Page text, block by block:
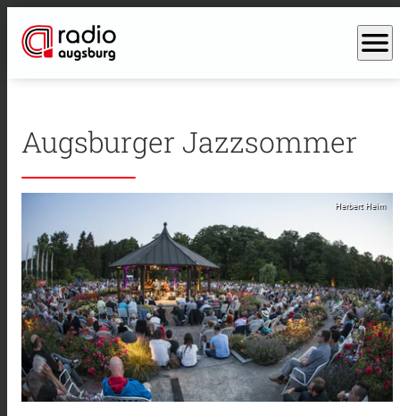
menu
Augsburger Jazzsommer
Herbert Heim